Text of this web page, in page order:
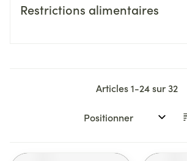
Restrictions alimentaires
Articles1-24sur32
Trier par: